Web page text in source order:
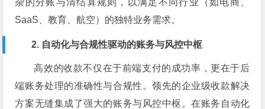
SaaS、教育、航空）的独特业务需求。
2. 自动化与合规性驱动的账务与风控中枢
高效的收款不仅在于前端支付的成功率，更在于后
端账务处理的准确性与合规性。领先的企业级收款解决
方案无缝集成了强大的账务与风控中枢。在账务自动化